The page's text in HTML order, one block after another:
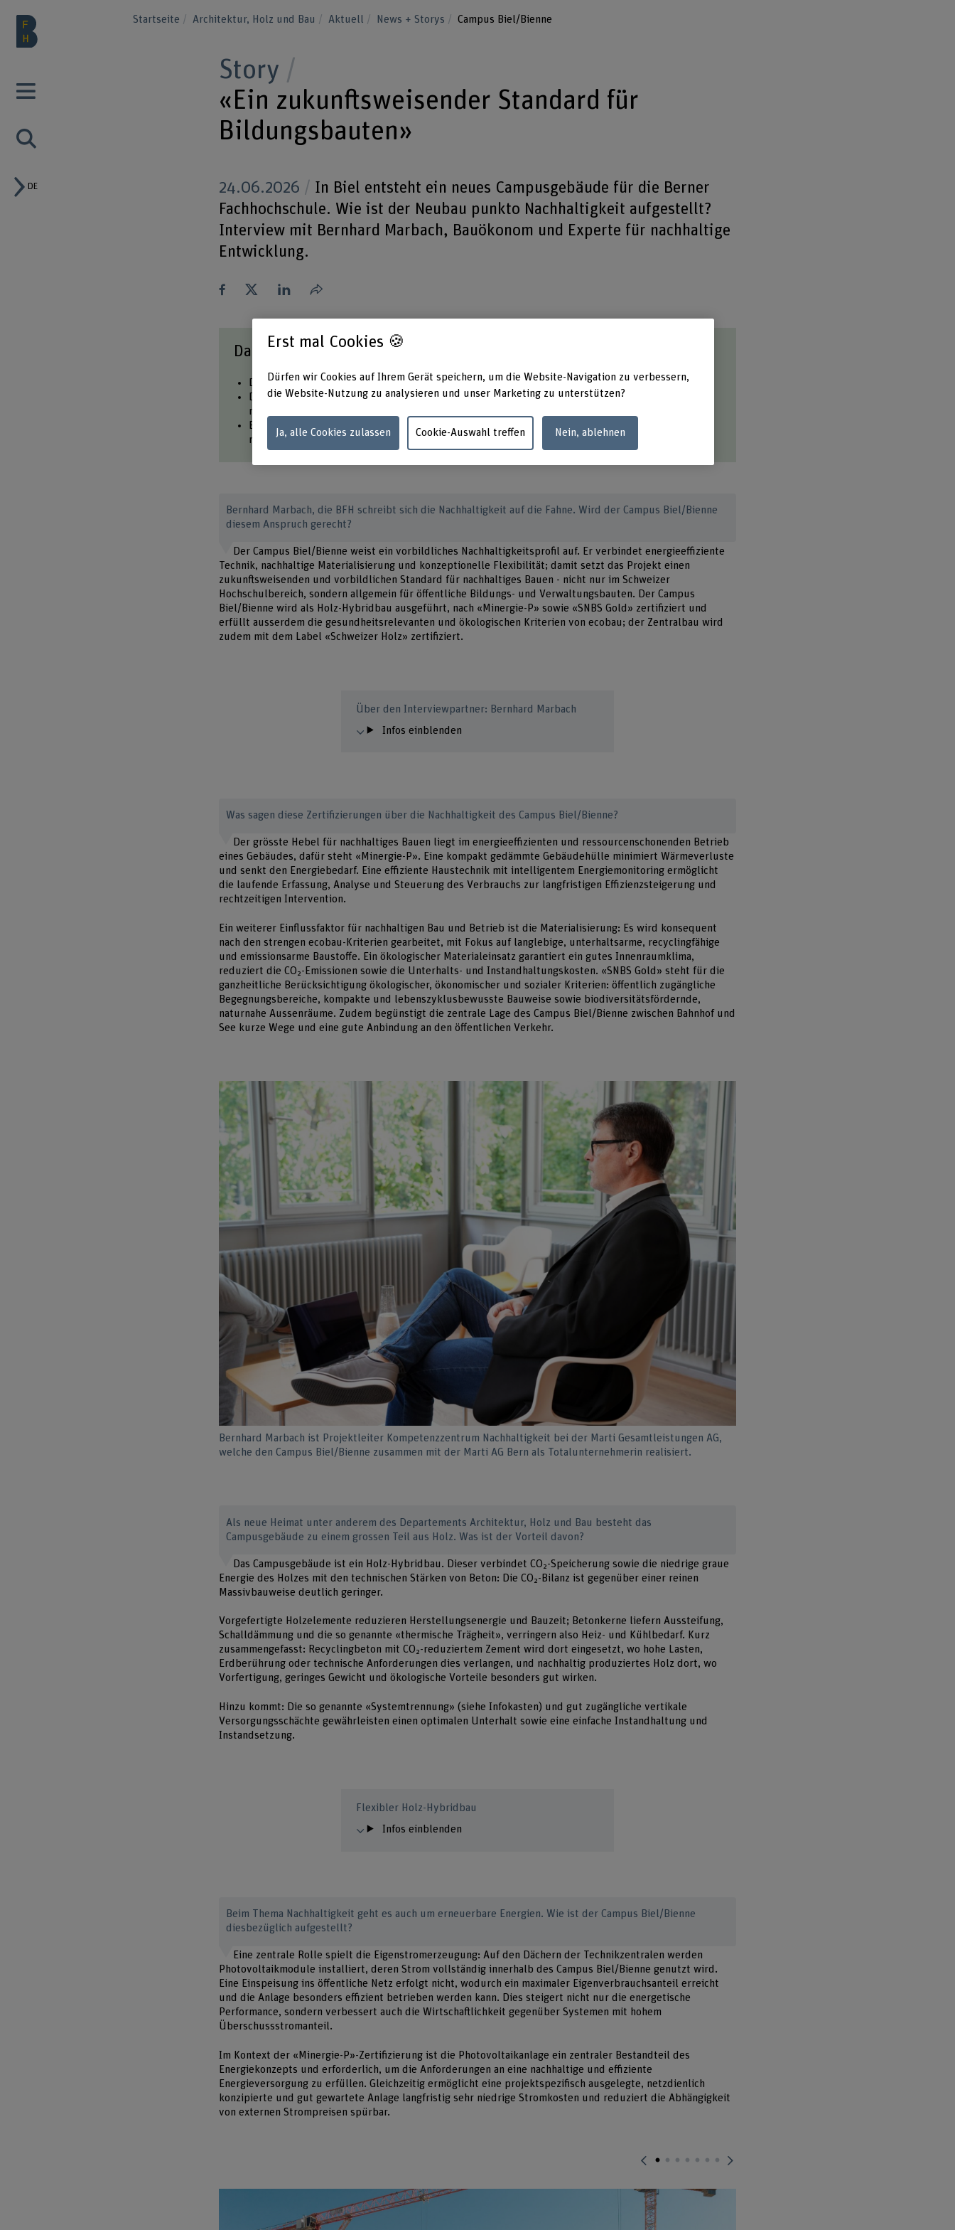
DE
Startseite Architektur, Holz und Bau Aktuell News + Storys Campus Biel/Bienne
Story
«Ein zukunftsweisender Standard für
Bildungsbauten»
24.06.2026
In Biel entsteht ein neues Campusgebäude für die Berner
Fachhochschule. Wie ist der Neubau punkto Nachhaltigkeit aufgestellt?
Interview mit Bernhard Marbach, Bauökonom und Experte für nachhaltige
Entwicklung.
Teilen
Das Wichtigste in Kürze
Der Campus Biel/Bienne ist ein Vorreiterprojekt in Sachen Nachhaltigkeit.
Die Ausführung als Holz-Hybridbau führt zu einer deutlich besseren CO -Bilanz als bei einem
reinen Betonbau.
Ein flexibles Gebäudekonzept, Eigenstromerzeugung und Seewassernutzung sorgen für einen
nachhaltigen Betrieb.
Bernhard Marbach, die BFH schreibt sich die Nachhaltigkeit auf die Fahne. Wird der Campus Biel/Bienne
diesem Anspruch gerecht?
Der Campus Biel/Bienne weist ein vorbildliches Nachhaltigkeitsprofil auf. Er verbindet energieeffiziente
Technik, nachhaltige Materialisierung und konzeptionelle Flexibilität; damit setzt das Projekt einen
zukunftsweisenden und vorbildlichen Standard für nachhaltiges Bauen - nicht nur im Schweizer
Hochschulbereich, sondern allgemein für öffentliche Bildungs- und Verwaltungsbauten. Der Campus
Biel/Bienne wird als Holz-Hybridbau ausgeführt, nach «Minergie-P» sowie «SNBS Gold» zertifiziert und
erfüllt ausserdem die gesundheitsrelevanten und ökologischen Kriterien von ecobau; der Zentralbau wird
zudem mit dem Label «Schweizer Holz» zertifiziert.
Über den Interviewpartner: Bernhard Marbach
Infos einblenden
Was sagen diese Zertifizierungen über die Nachhaltigkeit des Campus Biel/Bienne?
Der grösste Hebel für nachhaltiges Bauen liegt im energieeffizienten und ressourcenschonenden Betrieb
eines Gebäudes, dafür steht «Minergie-P». Eine kompakt gedämmte Gebäudehülle minimiert Wärmeverluste
und senkt den Energiebedarf. Eine effiziente Haustechnik mit intelligentem Energiemonitoring ermöglicht
die laufende Erfassung, Analyse und Steuerung des Verbrauchs zur langfristigen Effizienzsteigerung und
rechtzeitigen Intervention.
Ein weiterer Einflussfaktor für nachhaltigen Bau und Betrieb ist die Materialisierung: Es wird konsequent
nach den strengen ecobau-Kriterien gearbeitet, mit Fokus auf langlebige, unterhaltsarme, recyclingfähige
und emissionsarme Baustoffe. Ein ökologischer Materialeinsatz garantiert ein gutes Innenraumklima,
reduziert die CO₂-Emissionen sowie die Unterhalts- und Instandhaltungskosten. «SNBS Gold» steht für die
ganzheitliche Berücksichtigung ökologischer, ökonomischer und sozialer Kriterien: öffentlich zugängliche
Begegnungsbereiche, kompakte und lebenszyklusbewusste Bauweise sowie biodiversitätsfördernde,
naturnahe Aussenräume. Zudem begünstigt die zentrale Lage des Campus Biel/Bienne zwischen Bahnhof und
See kurze Wege und eine gute Anbindung an den öffentlichen Verkehr.
Bernhard Marbach ist Projektleiter Kompetenzzentrum Nachhaltigkeit bei der Marti Gesamtleistungen AG,
welche den Campus Biel/Bienne zusammen mit der Marti AG Bern als Totalunternehmerin realisiert.
Als neue Heimat unter anderem des Departements Architektur, Holz und Bau besteht das
Campusgebäude zu einem grossen Teil aus Holz. Was ist der Vorteil davon?
Das Campusgebäude ist ein Holz-Hybridbau. Dieser verbindet CO₂-Speicherung sowie die niedrige graue
Energie des Holzes mit den technischen Stärken von Beton: Die CO₂-Bilanz ist gegenüber einer reinen
Massivbauweise deutlich geringer.
Vorgefertigte Holzelemente reduzieren Herstellungsenergie und Bauzeit; Betonkerne liefern Aussteifung,
Schalldämmung und die so genannte «thermische Trägheit», verringern also Heiz- und Kühlbedarf. Kurz
zusammengefasst: Recyclingbeton mit CO₂-reduziertem Zement wird dort eingesetzt, wo hohe Lasten,
Erdberührung oder technische Anforderungen dies verlangen, und nachhaltig produziertes Holz dort, wo
Vorfertigung, geringes Gewicht und ökologische Vorteile besonders gut wirken.
Hinzu kommt: Die so genannte «Systemtrennung» (siehe Infokasten) und gut zugängliche vertikale
Versorgungsschächte gewährleisten einen optimalen Unterhalt sowie eine einfache Instandhaltung und
Instandsetzung.
Flexibler Holz-Hybridbau
Infos einblenden
Beim Thema Nachhaltigkeit geht es auch um erneuerbare Energien. Wie ist der Campus Biel/Bienne
diesbezüglich aufgestellt?
Eine zentrale Rolle spielt die Eigenstromerzeugung: Auf den Dächern der Technikzentralen werden
Photovoltaikmodule installiert, deren Strom vollständig innerhalb des Campus Biel/Bienne genutzt wird.
Eine Einspeisung ins öffentliche Netz erfolgt nicht, wodurch ein maximaler Eigenverbrauchsanteil erreicht
und die Anlage besonders effizient betrieben werden kann. Dies steigert nicht nur die energetische
Performance, sondern verbessert auch die Wirtschaftlichkeit gegenüber Systemen mit hohem
Überschussstromanteil.
Im Kontext der «Minergie-P»-Zertifizierung ist die Photovoltaikanlage ein zentraler Bestandteil des
Energiekonzepts und erforderlich, um die Anforderungen an eine nachhaltige und effiziente
Energieversorgung zu erfüllen. Gleichzeitig ermöglicht eine projektspezifisch ausgelegte, netzdienlich
konzipierte und gut gewartete Anlage langfristig sehr niedrige Stromkosten und reduziert die Abhängigkeit
von externen Strompreisen spürbar.
Erst mal Cookies 🍪
Dürfen wir Cookies auf Ihrem Gerät speichern, um die Website-Navigation zu verbessern,
die Website-Nutzung zu analysieren und unser Marketing zu unterstützen?
Ja, alle Cookies zulassen Cookie-Auswahl treffen Nein, ablehnen